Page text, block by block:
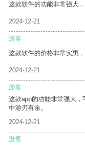
这款软件的功能非常强大
2024-12-21
游客
这款软件的价格非常实惠，
2024-12-21
游客
这款app的功能非常强大
中游刃有余。
2024-12-21
游客